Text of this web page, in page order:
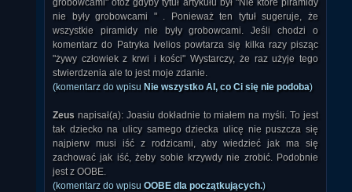
grobowcami" otóż gdyby tytuł artykułu był "Nie które piramidy
nie były grobowcami " . Ponieważ ten tytuł sugeruje, że
wszystkie piramidy nie były grobowcami. Jeśli chodzi o
komentarz do Patryka Ivelios powtarza się kilka razy pisząc
"żywy człowiek z krwi i kości" Wystarczy, że raz użyje tego
stwierdzenia ale to jest moje zdanie.
(komentarz do wpisu Nie wszystko AI, co Ci się nie podoba)
Zeus napisał(a): Joasiu dokładnie to miałem na myśli. To jest
tak dziecko na ulicy samego dziecka ulicę nie puszcza się
najpierw musi iść z rodzicami, aby wiedzieć jak ma się
zachować jak iść, żeby sobie krzywdy nie zrobić. Podobnie
jest z OOBE.
(komentarz do wpisu OOBE dla początkujących.)